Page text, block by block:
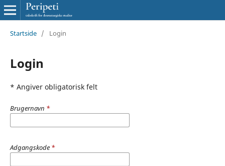
Startside / Login
Login
* Angiver obligatorisk felt
Brugernavn *
Adgangskode *